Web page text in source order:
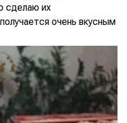
сделаю их
очень вкусным